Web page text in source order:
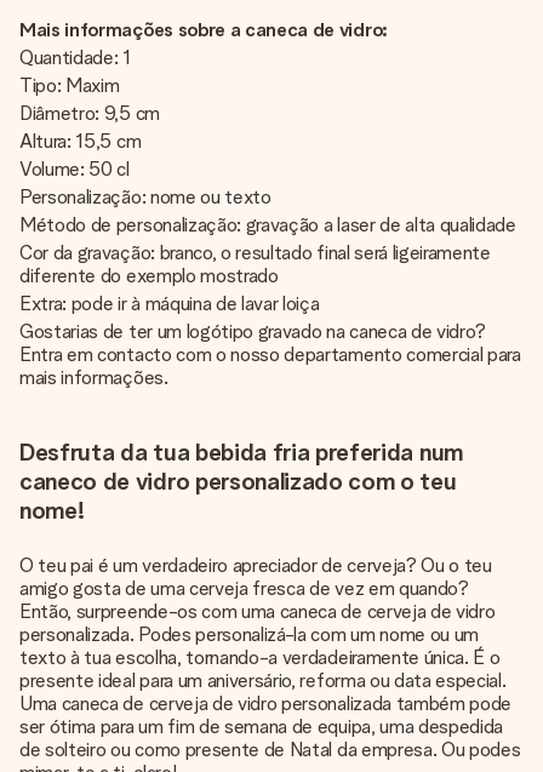
Mais informações sobre a caneca de vidro:
Quantidade: 1
Tipo: Maxim
Diâmetro: 9,5 cm
Altura: 15,5 cm
Volume: 50 cl
Personalização: nome ou texto
Método de personalização: gravação a laser de alta qualidade
Cor da gravação: branco, o resultado final será ligeiramente
diferente do exemplo mostrado
Extra: pode ir à máquina de lavar loiça
Gostarias de ter um logótipo gravado na caneca de vidro?
Entra em contacto com o nosso departamento comercial para
mais informações.
Desfruta da tua bebida fria preferida num
caneco de vidro personalizado com o teu
nome!
O teu pai é um verdadeiro apreciador de cerveja? Ou o teu
amigo gosta de uma cerveja fresca de vez em quando?
Então, surpreende-os com uma caneca de cerveja de vidro
personalizada. Podes personalizá-la com um nome ou um
texto à tua escolha, tornando-a verdadeiramente única. É o
presente ideal para um aniversário, reforma ou data especial.
Uma caneca de cerveja de vidro personalizada também pode
ser ótima para um fim de semana de equipa, uma despedida
de solteiro ou como presente de Natal da empresa. Ou podes